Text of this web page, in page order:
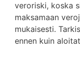
veroriski, koska
maksamaan
mukaisesti.
ennen kuin